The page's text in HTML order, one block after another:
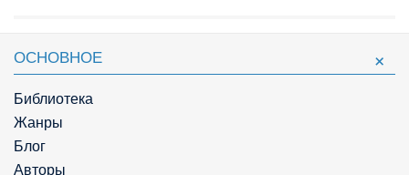
ОСНОВНОЕ
Библиотека
Жанры
Блог
Авторы